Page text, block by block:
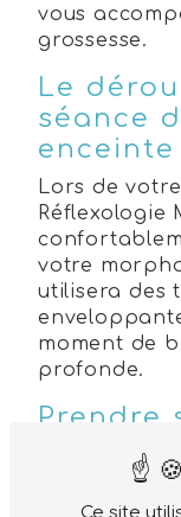
vous
grossesse.
Le
séance
enceinte
Lors de
Réflexologie
votre
utilisera des
moment de
profonde.
Prendre
la
Il est
de prendre
Ce site